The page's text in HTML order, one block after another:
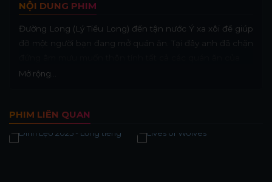
NỘI DUNG PHIM
Đường Long (Lý Tiểu Long) đến tận nước Ý xa xôi để giúp
đỡ một người bạn đang mở quán ăn. Tại đây anh đã chặn
một ông trùm. Cảnh quyết đấu cuối cùng giữa 2 cao thủ
đại Colosseum gây ấn tượng nhất đối với người xem.
Mở rộng...
PHIM LIÊN QUAN